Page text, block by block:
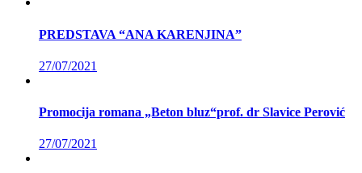
PREDSTAVA “ANA KARENJINA”
27/07/2021
Promocija romana „Beton bluz“prof. dr Slavice Perović
27/07/2021